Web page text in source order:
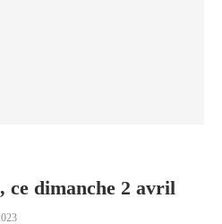
ce dimanche 2 avril